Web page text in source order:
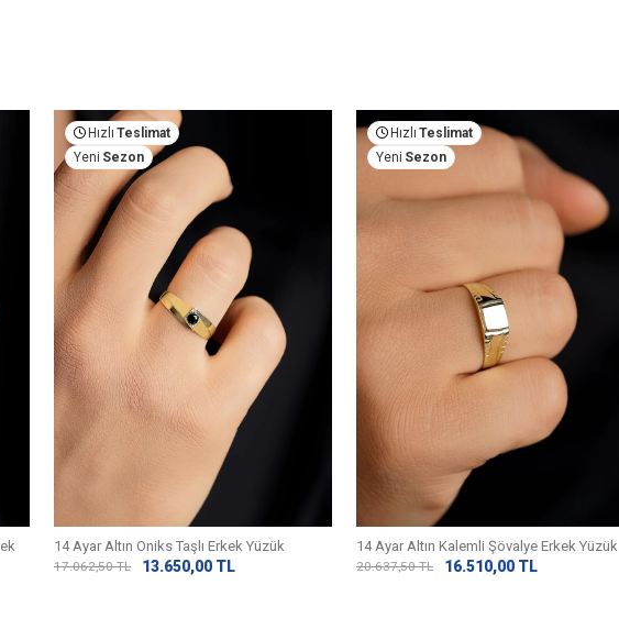
Hızlı Teslimat
Yeni Sezon
14 Ayar Altın Oniks Taşlı Erkek Yüzük
17.062,50TL 13.650,00 TL
Hızlı Teslimat
Yeni Sezon
14 Ayar Altın Kalemli Şövalye Erkek Yüzük
20.637,50TL 16.510,00 TL